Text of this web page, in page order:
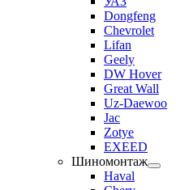
Dongfeng
Chevrolet
Lifan
Geely
DW Hover
Great Wall
Uz-Daewoo
Jac
Zotye
EXEED
Шиномонтаж
Haval